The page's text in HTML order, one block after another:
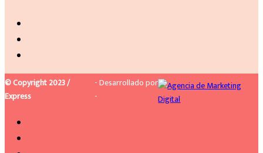
© Copyright 2023 /
Express
- Desarrollado por
-